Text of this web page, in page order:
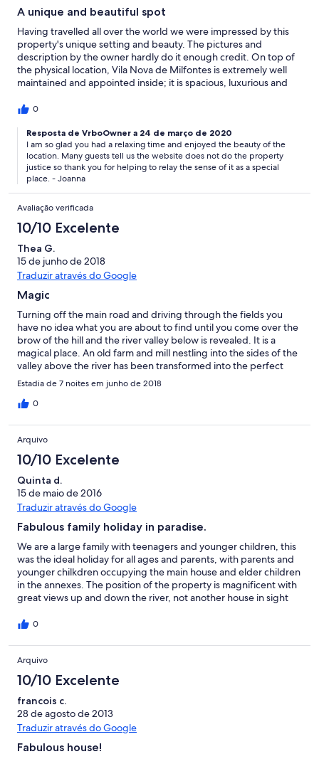
A unique and beautiful spot
Having travelled all over the world we were impressed by this
property's unique setting and beauty. The pictures and
description by the owner hardly do it enough credit. On top of
the physical location, Vila Nova de Milfontes is extremely well
maintained and appointed inside; it is spacious, luxurious and
superb, and we enjoyed many spectacular meals there looking
river meandered by, and the birds flew high overhead. I also
really liked the fact that we all had separate cottages, and ours
was particularly well situated since an old stone mill and a
tributary of the river was within easy walking distance of it.
Although the Vila may seem isolated, it is within easy driving
distance of Milfontes, where there are a variety of superb
restaurants and stores. A stay at this lovely estate was exactly
what our family needed to recover from the busy lives that we
all lead in New York City. I would without hesitation recommend
this rental to strangers and friends alike.
0
Resposta de VrboOwner a 24 de março de 2020
I am so glad you had a relaxing time and enjoyed the beauty of the
location. Many guests tell us the website does not do the property
justice so thank you for helping to relay the sense of it as a special
place. - Joanna
Avaliação verificada
10/10 Excelente
Thea G.
15 de junho de 2018
Traduzir através do Google
Magic
Turning off the main road and driving through the fields you
have no idea what you are about to find until you come over the
brow of the hill and the river valley below is revealed. It is a
magical place. An old farm and mill nestling into the sides of the
valley above the river has been transformed into the perfect
retreat. It is beautiful and quiet, with enough room for every
member of a large group to find their own space to relax in if
that's what they want as well as great communal areas in the
perfect view and the river was a great playground - we swam
and kayaked. There is a great surf beach not too far away and
lovely walks around the property which is a protected area. A
top family holiday which we would do again without hesitation.
Estadia de 7 noites em junho de 2018
0
Arquivo
10/10 Excelente
Quinta d.
15 de maio de 2016
Traduzir através do Google
Fabulous family holiday in paradise.
We are a large family with teenagers and younger children, this
was the ideal holiday for all ages and parents, with parents and
younger chilkdren occupying the main house and elder children
in the annexes. The position of the property is magnificent with
great views up and down the river, not another house in sight
well maintained. The property manager was extremely friendly
fishing tips and information on the local area. We loved all of the
swimming options available, the pool, river and the sea just a 15
min drive away. We will return!
0
Arquivo
10/10 Excelente
francois c.
28 de agosto de 2013
Traduzir através do Google
Fabulous house!